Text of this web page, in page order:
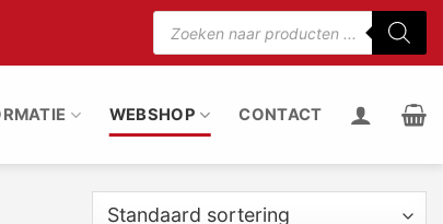
100% stof uit de
Producten
zoeken
WEBSHOP CONTACT